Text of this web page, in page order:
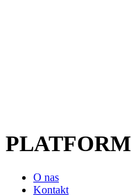
O nas
Kontakt